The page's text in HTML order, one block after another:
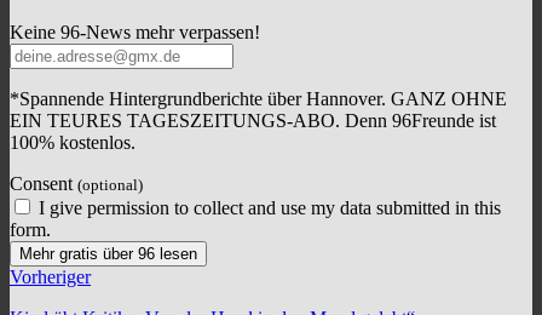
Keine 96-News mehr verpassen!
*Spannende Hintergrundberichte über Hannover. GANZ OHNE
EIN TEURES TAGESZEITUNGS-ABO. Denn 96Freunde ist
100% kostenlos.
Consent (optional)
I give permission to collect and use my data submitted in this
form.
Mehr gratis über 96 lesen
Vorheriger